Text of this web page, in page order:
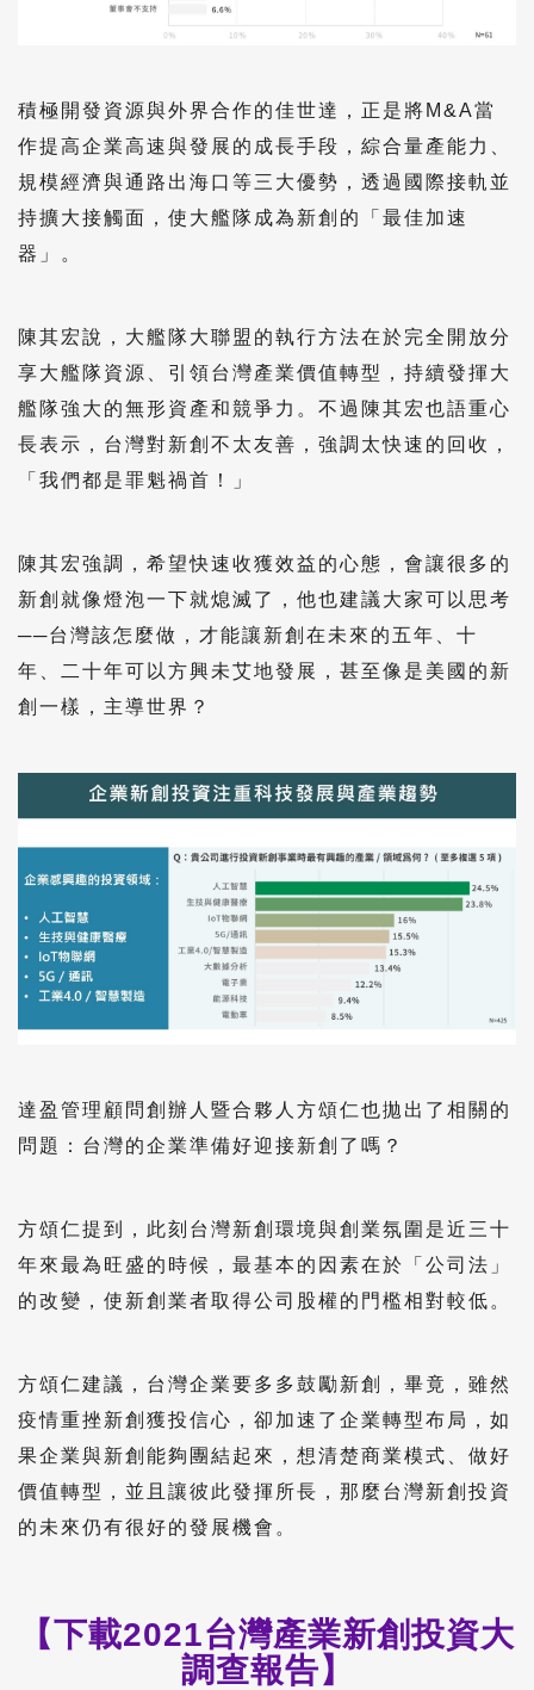
積極開發資源與外界合作的佳世達，正是將M&A當
作提高企業高速與發展的成長手段，綜合量產能力、
規模經濟與通路出海口等三大優勢，透過國際接軌並
持擴大接觸面，使大艦隊成為新創的「最佳加速
器」。
陳其宏說，大艦隊大聯盟的執行方法在於完全開放分
享大艦隊資源、引領台灣產業價值轉型，持續發揮大
艦隊強大的無形資產和競爭力。不過陳其宏也語重心
長表示，台灣對新創不太友善，強調太快速的回收，
「我們都是罪魁禍首！」
陳其宏強調，希望快速收獲效益的心態，會讓很多的
新創就像燈泡一下就熄滅了，他也建議大家可以思考
──台灣該怎麼做，才能讓新創在未來的五年、十
年、二十年可以方興未艾地發展，甚至像是美國的新
創一樣，主導世界？
達盈管理顧問創辦人暨合夥人方頌仁也拋出了相關的
問題：台灣的企業準備好迎接新創了嗎？
方頌仁提到，此刻台灣新創環境與創業氛圍是近三十
年來最為旺盛的時候，最基本的因素在於「公司法」
的改變，使新創業者取得公司股權的門檻相對較低。
方頌仁建議，台灣企業要多多鼓勵新創，畢竟，雖然
疫情重挫新創獲投信心，卻加速了企業轉型布局，如
果企業與新創能夠團結起來，想清楚商業模式、做好
價值轉型，並且讓彼此發揮所長，那麼台灣新創投資
的未來仍有很好的發展機會。
【下載2021台灣產業新創投資大
調查報告】